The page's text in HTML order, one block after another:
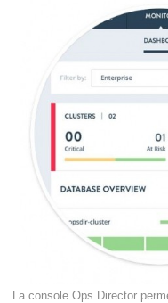
La console Ops Director